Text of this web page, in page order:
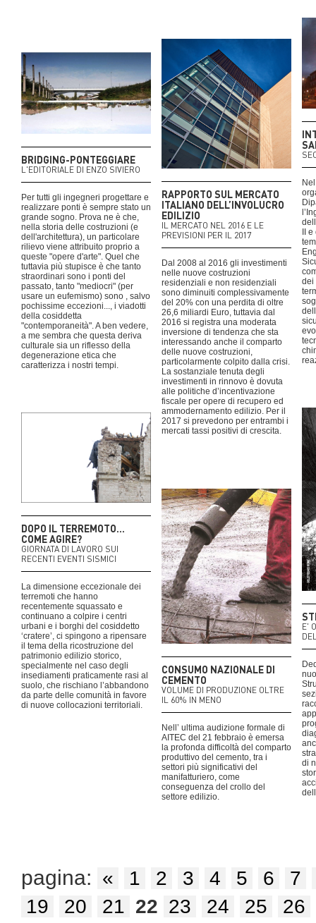
II
dei
RAPPORTO SUL MERCATO
ITALIANO DELL’INVOLUCRO
EDILIZIO
IL MERCATO NEL 2016 E LE
PREVISIONI PER IL 2017
Dal 2008 al 2016 gli investimenti
nelle nuove costruzioni
residenziali e non residenziali
sono diminuiti complessivamente
del 20% con una perdita di oltre
26,6 miliardi Euro, tuttavia dal
2016 si registra una moderata
inversione di tendenza che sta
interessando anche il comparto
delle nuove costruzioni,
particolarmente colpito dalla crisi.
La sostanziale tenuta degli
investimenti in rinnovo è dovuta
alle politiche d’incentivazione
fiscale per opere di recupero ed
ammodernamento edilizio. Per il
2017 si prevedono per entrambi i
mercati tassi positivi di crescita.
BRIDGING-PONTEGGIARE
L'EDITORIALE DI ENZO SIVIERO
Per tutti gli ingegneri progettare e
realizzare ponti è sempre stato un
grande sogno. Prova ne è che,
nella storia delle costruzioni (e
dell'architettura), un particolare
rilievo viene attribuito proprio a
queste "opere d'arte". Quel che
tuttavia più stupisce è che tanto
straordinari sono i ponti del
passato, tanto "mediocri" (per
usare un eufemismo) sono , salvo
pochissime eccezioni..., i viadotti
della cosiddetta
"contemporaneità". A ben vedere,
a me sembra che questa deriva
culturale sia un riflesso della
degenerazione etica che
caratterizza i nostri tempi.
E'
di
DOPO IL TERREMOTO…
COME AGIRE?
GIORNATA DI LAVORO SUI
RECENTI EVENTI SISMICI
La dimensione eccezionale dei
terremoti che hanno
recentemente squassato e
continuano a colpire i centri
urbani e i borghi del cosiddetto
‘cratere’, ci spingono a ripensare
il tema della ricostruzione del
patrimonio edilizio storico,
specialmente nel caso degli
insediamenti praticamente rasi al
suolo, che rischiano l’abbandono
da parte delle comunità in favore
di nuove collocazioni territoriali.
CONSUMO NAZIONALE DI
CEMENTO
VOLUME DI PRODUZIONE OLTRE
IL 60% IN MENO
Nell’ ultima audizione formale di
AITEC del 21 febbraio è emersa
la profonda difficoltà del comparto
produttivo del cemento, tra i
settori più significativi del
manifatturiero, come
conseguenza del crollo del
settore edilizio.
pagina: « 1 2 3 4 5 6
7
19
20 21 22 23 24 25
26